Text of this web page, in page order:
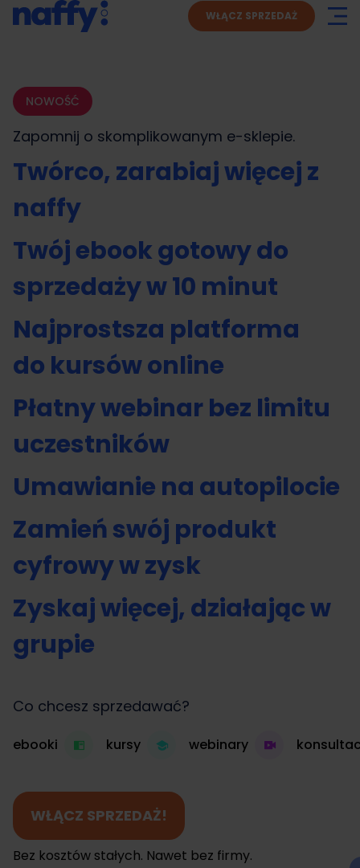
WŁĄCZ SPRZEDAŻ
NOWOŚĆ
Zapomnij o skomplikowanym e-sklepie.
Twórco, zarabiaj więcej z
naffy
Twój ebook gotowy do
sprzedaży w 10 minut
Najprostsza platforma
do kursów online
Płatny webinar bez limitu
uczestników
Umawianie na autopilocie
Zamień swój produkt
cyfrowy w zysk
Zyskaj więcej, działając w
grupie
Co chcesz sprzedawać?
ebooki kursy webinary
WŁĄCZ SPRZEDAŻ!
Bez kosztów stałych. Nawet bez firmy.